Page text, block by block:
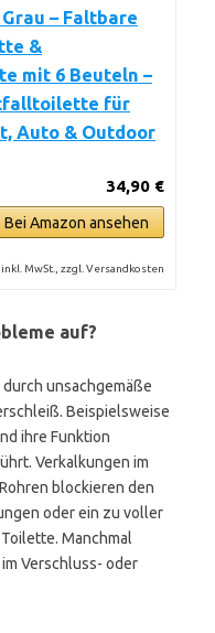
– Faltbare
&
mit 6 Beuteln –
für
Auto & Outdoor
34,90 €
Bei Amazon ansehen
inkl. MwSt., zzgl. Versandkosten
auf?
unsachgemäße
Beispielsweise
ihre Funktion
Verkalkungen im
blockieren den
oder ein zu voller
Manchmal
Verschluss- oder